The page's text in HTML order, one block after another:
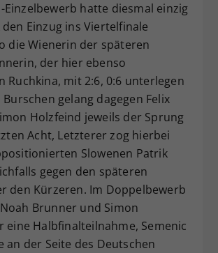
Einzelbewerb hatte diesmal einzig
den Einzug ins Viertelfinale
die Wienerin der späteren
der hier ebenso
Ruchkina, mit 2:6, 0:6 unterlegen
gelang dagegen Felix
Holzfeind jeweils der Sprung
Acht, Letzterer zog hierbei
Slowenen Patrik
gegen den späteren
den Kürzeren. Im Doppelbewerb
Brunner und Simon
eine Halbfinalteilnahme, Semenic
der Seite des Deutschen